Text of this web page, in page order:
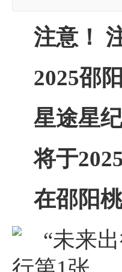
注意！
2025邵阳
星途星
将于
在邵阳